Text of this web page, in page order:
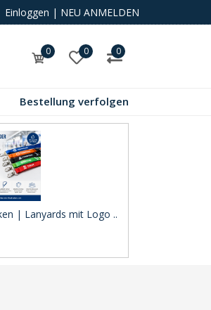
Einloggen | NEU ANMELDEN
0 0 0
Bestellung verfolgen
| Lanyards mit Logo ..